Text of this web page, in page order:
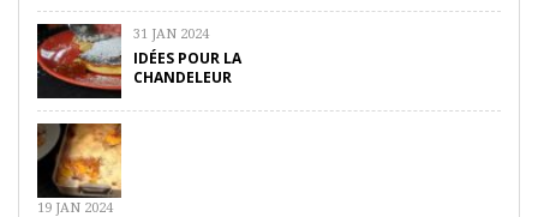
31 JAN 2024
IDÉES POUR LA
CHANDELEUR
19 JAN 2024